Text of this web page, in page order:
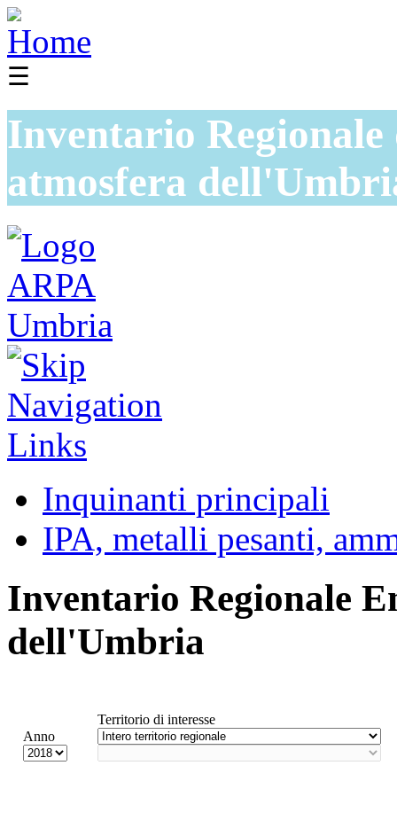
☰
Inventario
atmosfera
Inquinanti principali
IPA, metalli pesanti,
Inventario Regionale
dell'Umbria
Anno
Territorio di interesse